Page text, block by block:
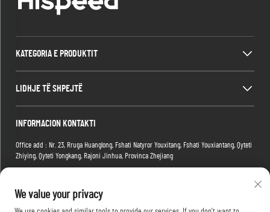
KATEGORIA E PRODUKTIT
LIDHJE TË SHPEJTË
INFORMACION KONTAKTI
Office add : Nr. 23, Rruga Huanglong, Fshati Natyror Youxitang, Fshati Youxiantang, Qyteti
Zhiying, Qyteti Yongkang, Rajoni Jinhua, Provinca Zhejiang
Email: [email protected]
We value your privacy